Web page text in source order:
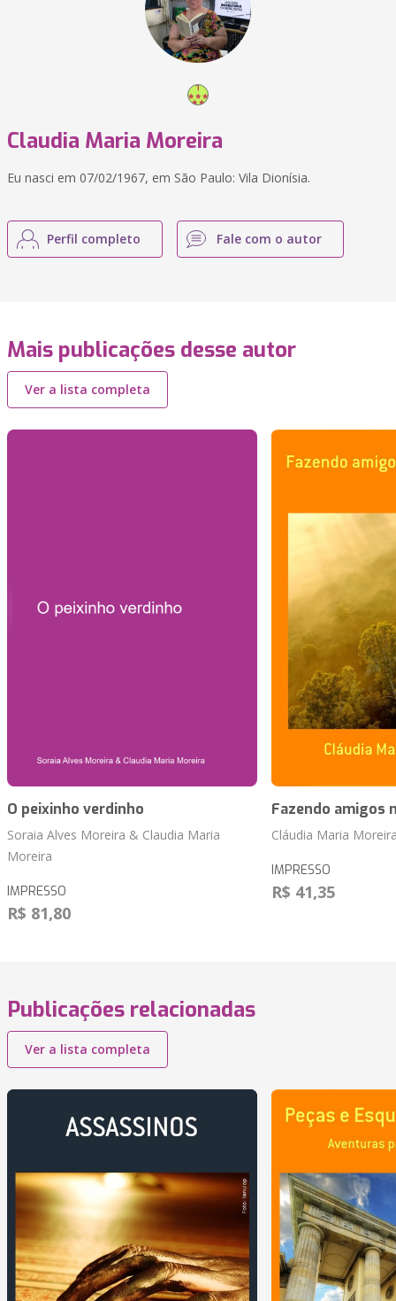
Claudia Maria Moreira
Eu nasci em 07/02/1967, em São Paulo: Vila Dionísia.
Perfil completo Fale com o autor
Mais publicações desse autor
Ver a lista completa
O peixinho verdinho
Soraia Alves Moreira & Claudia Maria
Moreira
IMPRESSO
R$ 81,80
Fazendo amigos
Cláudia Maria
IMPRESSO
R$ 41,35
Publicações relacionadas
Ver a lista completa